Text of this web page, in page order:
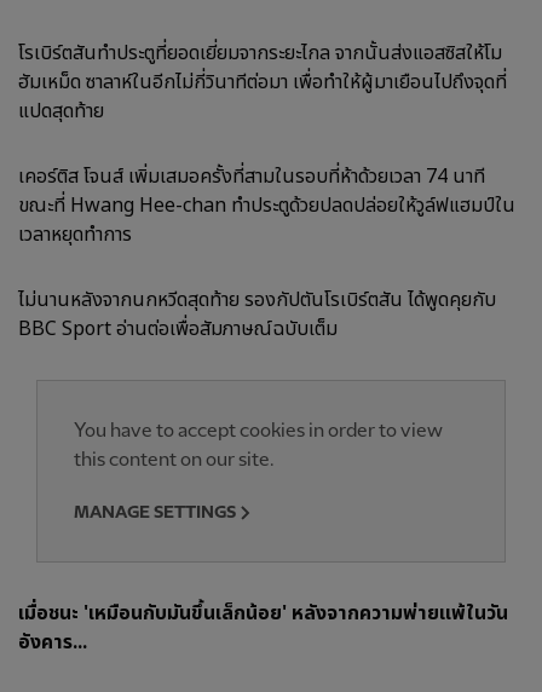
โรเบิร์ตสันทำประตูที่ยอดเยี่ยมจากระยะไกล จากนั้นส่งแอสซิสให้โม
ฮัมเหม็ด ซาลาห์ในอีกไม่กี่วินาทีต่อมา เพื่อทำให้ผู้มาเยือนไปถึงจุดที่
แปดสุดท้าย
เคอร์ติส โจนส์ เพิ่มเสมอครั้งที่สามในรอบที่ห้าด้วยเวลา 74 นาที
ขณะที่ Hwang Hee-chan ทำประตูด้วยปลดปล่อยให้วูล์ฟแฮมป์ใน
เวลาหยุดทำการ
ไม่นานหลังจากนกหวีดสุดท้าย รองกัปตันโรเบิร์ตสัน ได้พูดคุยกับ
BBC Sport อ่านต่อเพื่อสัมภาษณ์ฉบับเต็ม
You have to accept cookies in order to view
this content on our site.
MANAGE SETTINGS
เมื่อชนะ 'เหมือนกับมันขึ้นเล็กน้อย' หลังจากความพ่ายแพ้ในวัน
อังคาร...